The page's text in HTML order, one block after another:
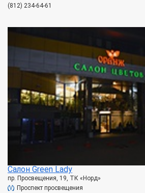
(812) 234-64-61
Салон Green Lady
пр. Просвещения, 19, ТК «Норд»
Проспект просвещения